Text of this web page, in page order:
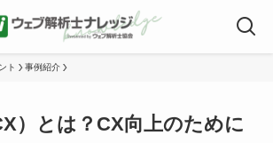
ト 事例紹介
）とは？CX向上のために